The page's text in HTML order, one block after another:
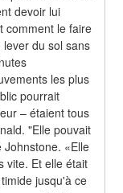
devoir lui
comment le faire
du sol sans
les plus
pourrait
– étaient tous
"Elle pouvait
«Elle
vite. Et elle était
jusqu'à ce